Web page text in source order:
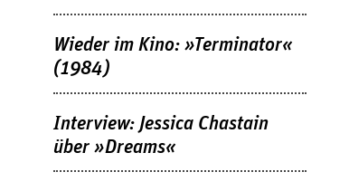
Wieder im Kino: »Terminator«
(1984)
Interview: Jessica Chastain
über »Dreams«